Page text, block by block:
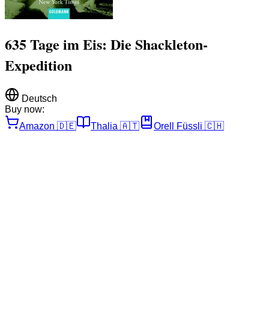
635 Tage im Eis: Die Shackleton-
Expedition
Deutsch
Buy now:
Amazon 🇩🇪 Thalia 🇦🇹 Orell Füssli 🇨🇭